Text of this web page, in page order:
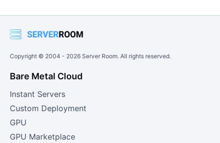
Copyright © 2004 - 2026 Server Room. All rights reserved.
Bare Metal Cloud
Instant Servers
Custom Deployment
GPU
GPU Marketplace